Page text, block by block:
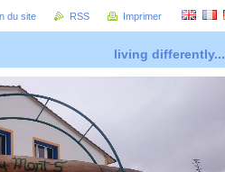
living differently...
du site RSS Imprimer